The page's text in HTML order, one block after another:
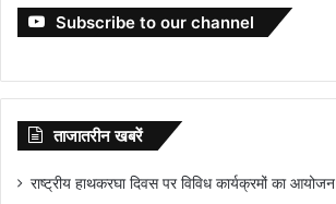
Subscribe to our channel
ताजातरीन खबरें
राष्ट्रीय हाथकरघा दिवस पर विविध कार्यक्रमों का आयोजन